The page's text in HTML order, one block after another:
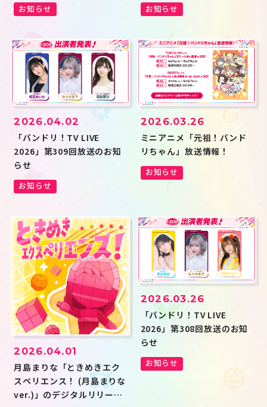
お知らせ お知らせ
2026.04.02
お知らせ
「バンドリ！TV LIVE
2026」第309回放送のお知
らせ
2026.03.26
お知らせ
ミニアニメ「元祖！バンド
リちゃん」放送情報！
2026.04.01
月島まりな「ときめきエク
スペリエンス！ (月島まりな
ver.)」のデジタルリリース
2026.03.26
お知らせ
「バンドリ！TV LIVE
2026」第308回放送のお知
らせ